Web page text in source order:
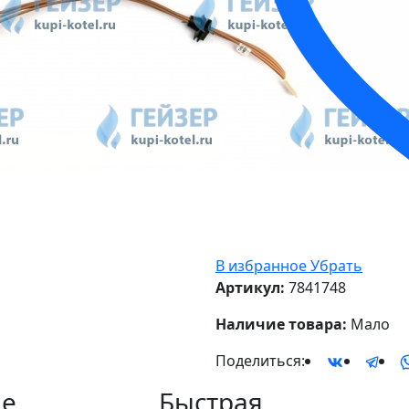
В избранноеУбрать
Артикул: 7841748
Наличие товара: Мало
Поделиться:
Быстрая